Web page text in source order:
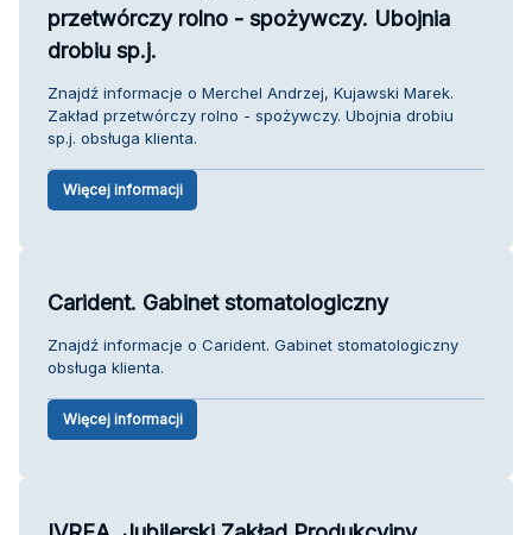
przetwórczy rolno - spożywczy. Ubojnia
drobiu sp.j.
Znajdź informacje o Merchel Andrzej, Kujawski Marek.
Zakład przetwórczy rolno - spożywczy. Ubojnia drobiu
sp.j. obsługa klienta.
Więcej informacji
Carident. Gabinet stomatologiczny
Znajdź informacje o Carident. Gabinet stomatologiczny
obsługa klienta.
Więcej informacji